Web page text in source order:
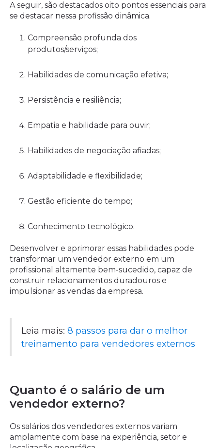
A seguir, são destacados oito pontos essenciais para
se destacar nessa profissão dinâmica.
Compreensão profunda dos
produtos/serviços;
Habilidades de comunicação efetiva;
Persistência e resiliência;
Empatia e habilidade para ouvir;
Habilidades de negociação afiadas;
Adaptabilidade e flexibilidade;
Gestão eficiente do tempo;
Conhecimento tecnológico.
Desenvolver e aprimorar essas habilidades pode
transformar um vendedor externo em um
profissional altamente bem-sucedido, capaz de
construir relacionamentos duradouros e
impulsionar as vendas da empresa.
Leia mais: 8 passos para dar o melhor
treinamento para vendedores externos
Quanto é o salário de um
vendedor externo?
Os salários dos vendedores externos variam
amplamente com base na experiência, setor e